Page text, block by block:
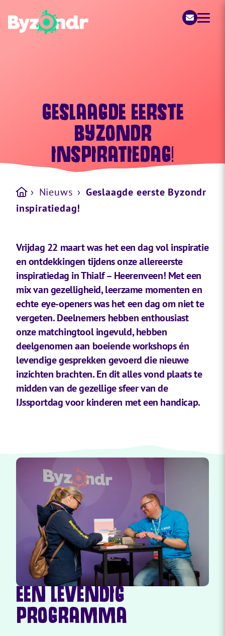
GESLAAGDE EERSTE
BYZONDR
INSPIRATIEDAG!
› Nieuws › Geslaagde eerste Byzondr
inspiratiedag!
Vrijdag 22 maart was het een dag vol inspiratie
en ontdekkingen tijdens onze allereerste
inspiratiedag in Thialf – Heerenveen! Met een
mix van gezelligheid, leerzame momenten en
echte eye-openers was het een dag om niet te
vergeten. Deelnemers hebben enthousiast
onze matchingtool ingevuld, hebben
deelgenomen aan boeiende workshops én
levendige gesprekken gevoerd die nieuwe
inzichten brachten. En dit alles vond plaats te
midden van de gezellige sfeer van de
IJssportdag voor kinderen met een handicap.
EEN LEVENDIG
PROGRAMMA